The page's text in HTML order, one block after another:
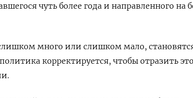
чуть более года и направленного на
много или слишком мало,
корректируется, чтобы отразить